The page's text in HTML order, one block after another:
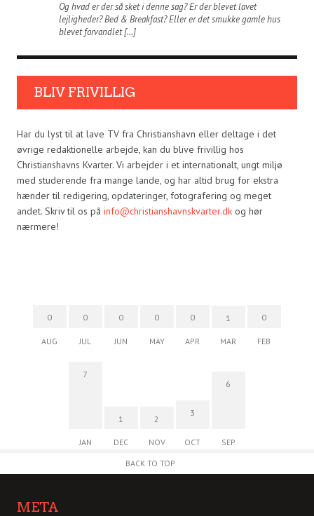
Og hvad er der så sket i denne sag? Er der blevet lavet
lejligheder? Bed & Breakfast? Eller er det smukke gamle hus
blevet forvandlet […]
BLIV FRIVILLIG
Har du lyst til at lave TV fra Christianshavn eller deltage i det
øvrige redaktionelle arbejde, kan du blive frivillig hos
Christianshavns Kvarter. Vi arbejder i et internationalt, ungt miljø
med studerende fra mange lande, og har altid brug for ekstra
hænder til redigering, opdateringer, fotografering og meget
andet. Skriv til os på info@christianshavnskvarter.dk og hør
nærmere!
0
AUG
0
JUL
0
JUN
0
MAY
0
APR
1
MAR
0
FEB
7
JAN
1
DEC
2
NOV
3
OCT
6
SEP
BACK TO TOP
META